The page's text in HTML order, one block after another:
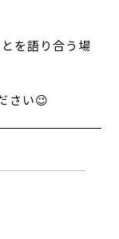
を語り合う場
さい😉